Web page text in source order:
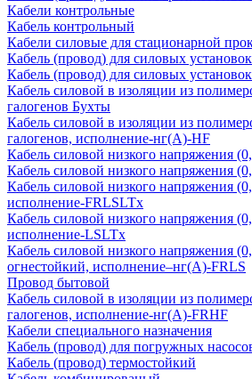
Кабели контрольные
Кабель контрольный
Кабели силовые для стационарной
Кабель (провод) для силовых установок
Кабель (провод) для силовых
Кабель силовой в изоляции из
галогенов Бухты
Кабель силовой в изоляции из
галогенов, исполнение-нг(А)-HF
Кабель силовой низкого напряжения
Кабель силовой низкого напряжения
Кабель силовой низкого напряжения
исполнение-FRLSLTx
Кабель силовой низкого напряжения
исполнение-LSLTx
Кабель силовой низкого напряжения
огнестойкий, исполнение–нг(А)-FRLS
Провод бытовой
Кабель силовой в изоляции из
галогенов, исполнение-нг(А)-FRHF
Кабели специального назначения
Кабель (провод) для погружных
Кабель (провод) термостойкий